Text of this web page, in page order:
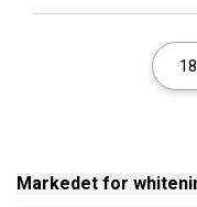
Markedet for